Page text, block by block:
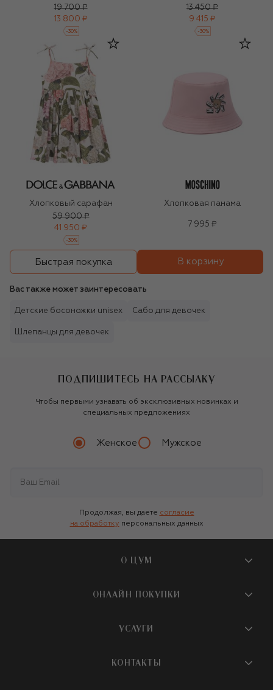
19 700 ₽
13 800 ₽
-30%
13 450 ₽
9 415 ₽
-30%
Хлопковый сарафан
59 900 ₽
41 950 ₽
-30%
Хлопковая панама
7 995 ₽
Быстрая покупка В корзину
Вас также может заинтересовать
Детские босоножки unisex Сабо для девочек
Шлепанцы для девочек
ПОДПИШИТЕСЬ НА РАССЫЛКУ
Чтобы первыми узнавать об эксклюзивных новинках и
специальных предложениях
Женское Мужское
Продолжая, вы даете согласие
на обработку персональных данных
О ЦУМ
О магазине
Бутики и ПВЗ ЦУМ
ОНЛАЙН ПОКУПКИ
Доставка
УСЛУГИ
КОНТАКТЫ